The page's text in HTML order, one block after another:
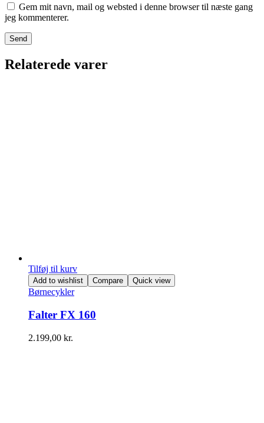
Gem mit navn, mail og websted i denne browser til næste gang
jeg kommenterer.
Relaterede varer
Tilføj til kurv
Add to wishlist Compare Quick view
Børnecykler
Falter FX 160
2.199,00 kr.